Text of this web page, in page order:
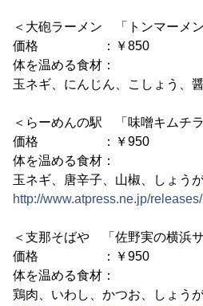
＜大砲ラーメン 「トンマーメ
価格 ：￥850
体を温める食材：
玉ネギ、にんじん、こしょう、
＜らーめんの駅 「味噌キムチ
価格 ：￥950
体を温める食材：
玉ネギ、唐辛子、山椒、しょう
http://www.atpress.ne.jp/
＜支那そばや 「佐野実の横浜
価格 ：￥950
体を温める食材：
鶏肉、いわし、かつお、しょう